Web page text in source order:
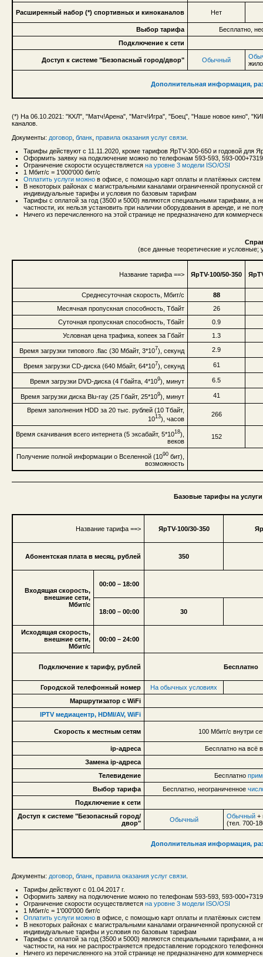
Расширенный набор (*) спортивных и киноканалов Нет
Выбор тарифа
Бесплатно,
Подключение к сети
Доступ к системе "Безопасный город/двор" Обычный
Дополнительная информация,
(*) На 06.10.2021: "КХЛ", "Матч!Арена", "Матч!Игра", "Боец", "Наше новое
каналов.
Документы: договор бланк правила оказания услуг связи
Тарифы действуют с 11.11.2020, кроме тарифов ЯрTV-300-650 и годовой для
Оформить заявку на подключение можно по телефонам 593-593, 593-
Ограничение скорости осуществляется на уровне 3 модели ISO/OSI
1 Мбит/с = 1'000'000 бит/с
Оплатить услуги можно в офисе, с помощью карт оплаты и платёжных систем
В некоторых районах с магистральными каналами ограниченной пропускной
индивидуальные тарифы и условия по базовым тарифам
Тарифы с оплатой за год (3500 и 5000) являются специальными тарифами,
частности, их нельзя установить при наличии оборудования в аренде, и не
Ничего из перечисленного на этой странице не предназначено для
(все данные теоретические и условные;
Название тарифа ==> ЯрTV-100/50-350
Среднесуточная скорость, Мбит/с
88
Месячная пропускная способность, Тбайт
26
Суточная пропускная способность, Тбайт
0.9
Условная цена трафика, копеек за Гбайт
1.3
Время загрузки типового .flac (30 Мбайт, 3*107), секунд 2.9
Время загрузки CD-диска (640 Мбайт, 64*107), секунд 61
Время загрузки DVD-диска (4 Гбайта, 4*109), минут 6.5
Время загрузки диска Blu-ray (25 Гбайт, 25*109), минут 41
Время заполнения HDD за 20 тыс. рублей (10 Тбайт,
1013), часов
266
Время скачивания всего интернета (5 эксабайт, 5*1018),
веков
152
Получение полной информации о Вселенной (1090 бит),
возможность
Базовые тарифы на услуги
Название тарифа ==> ЯрTV-100/30-350
Абонентская плата в месяц, рублей 350
Входящая скорость,
внешние сети,
Мбит/с
00:00 – 18:00
18:00 – 00:00 30
Исходящая скорость,
внешние сети,
Мбит/с
00:00 – 24:00
Подключение к тарифу, рублей Бесплатно
Городской телефонный номер
На обычных условиях
Маршрутизатор с WiFi
IPTV медиацентр, HDMI/AV, WiFi
Скорость к местным сетям 100 Мбит/с внутри
ip-адреса
Бесплатно на всё
Замена ip-адреса
Телевидение
Бесплатно
Выбор тарифа
Бесплатно, неограниченное
Подключение к сети
Доступ к системе "Безопасный город/
двор"
Обычный Обычный +
(тел. 700-
Дополнительная информация,
Документы: договор бланк правила оказания услуг связи
Тарифы действуют с 01.04.2017 г.
Оформить заявку на подключение можно по телефонам 593-593, 593-
Ограничение скорости осуществляется на уровне 3 модели ISO/OSI
1 Мбит/с = 1'000'000 бит/с
Оплатить услуги можно в офисе, с помощью карт оплаты и платёжных систем
В некоторых районах с магистральными каналами ограниченной пропускной
индивидуальные тарифы и условия по базовым тарифам
Тарифы с оплатой за год (3500 и 5000) являются специальными тарифами,
частности, на них не распространяется предоставление городского
Ничего из перечисленного на этой странице не предназначено для